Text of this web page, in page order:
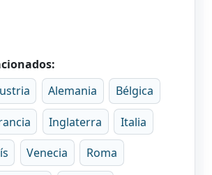
Alemania Bélgica
Inglaterra Italia
Venecia Roma